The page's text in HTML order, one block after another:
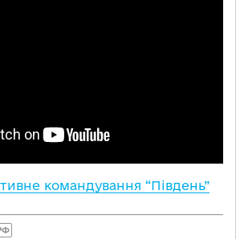
командування “Південь”